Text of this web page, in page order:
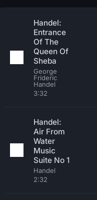
Handel:
Entrance
Of The
Queen Of
Sheba
George
Frideric
Handel
3:32
Handel:
Air From
Water
Music
Suite No 1
Handel
2:32